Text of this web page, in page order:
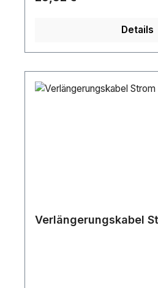
Details
Verlängerungskabel